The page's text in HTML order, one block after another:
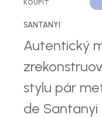
KOUPIT
SANTANYI
Autentický
stylu pár
de Santanyi